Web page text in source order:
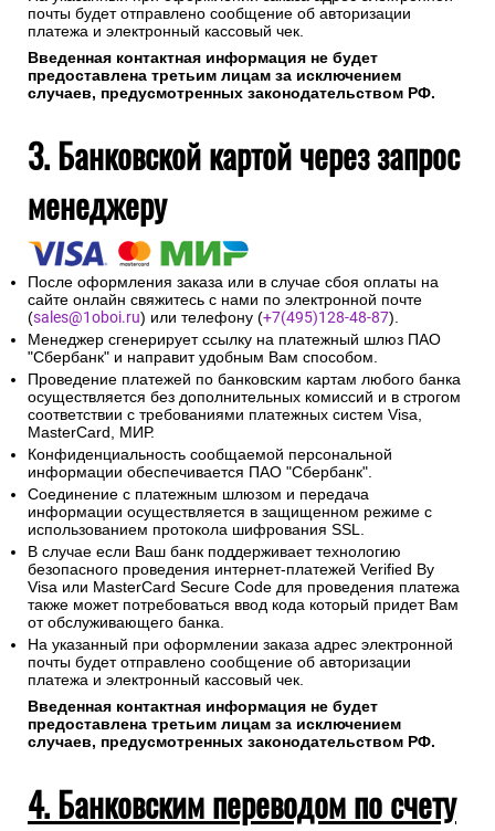
почты будет отправлено сообщение об авторизации
платежа и электронный кассовый чек.
Введенная контактная информация не будет
предоставлена третьим лицам за исключением
случаев, предусмотренных законодательством РФ.
3. Банковской картой через запрос
менеджеру
После оформления заказа или в случае сбоя оплаты на
сайте онлайн свяжитесь с нами по электронной почте
(sales@1oboi.ru) или телефону (+7(495)128-48-87).
Менеджер сгенерирует ссылку на платежный шлюз ПАО
"Сбербанк" и направит удобным Вам способом.
Проведение платежей по банковским картам любого банка
осуществляется без дополнительных комиссий и в строгом
соответствии с требованиями платежных систем Visa,
MasterCard, МИР.
Конфиденциальность сообщаемой персональной
информации обеспечивается ПАО "Сбербанк".
Соединение с платежным шлюзом и передача
информации осуществляется в защищенном режиме с
использованием протокола шифрования SSL.
В случае если Ваш банк поддерживает технологию
безопасного проведения интернет-платежей Verified By
Visa или MasterCard Secure Code для проведения платежа
также может потребоваться ввод кода который придет Вам
от обслуживающего банка.
На указанный при оформлении заказа адрес электронной
почты будет отправлено сообщение об авторизации
платежа и электронный кассовый чек.
Введенная контактная информация не будет
предоставлена третьим лицам за исключением
случаев, предусмотренных законодательством РФ.
4. Банковским переводом по счету